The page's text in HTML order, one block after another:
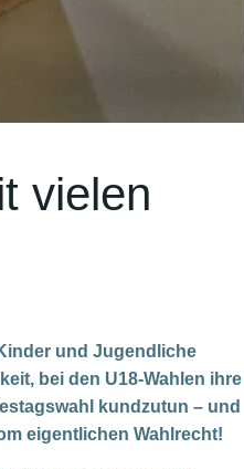
vielen
und Jugendliche
bei den U18-Wahlen ihre
kundzutun – und
eigentlichen Wahlrecht!